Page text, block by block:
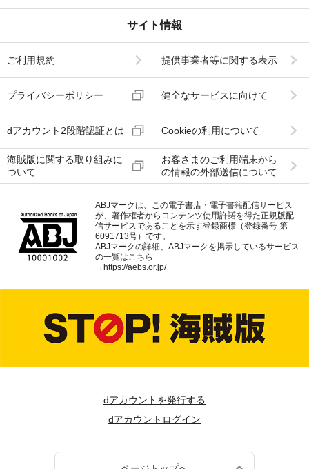
サイト情報
ご利用規約 提供事業者等に関する表示
プライバシーポリシー 健全なサービスに向けて
dアカウント2段階認証とは Cookieの利用について
海賊版に関する取り組みに
ついて
お客さまのご利用端末から
の情報の外部送信について
ABJマークは、この電子書店・電子書籍配信サービス
が、著作権者からコンテンツ使用許諾を得た正規版配
信サービスであることを示す登録商標（登録番号 第
6091713号）です。
ABJマークの詳細、ABJマークを掲示しているサービス
の一覧はこちら
→ https://aebs.or.jp/
dアカウントを発行する
dアカウントログイン